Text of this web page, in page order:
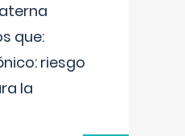
que:
riesgo
la